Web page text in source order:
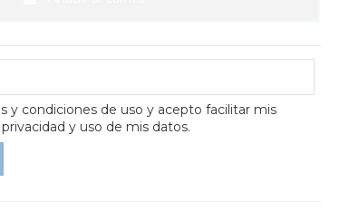
y condiciones de uso y acepto facilitar mis
y uso de mis datos.